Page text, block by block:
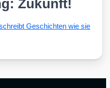
Zukunft!
Geschich­ten wie sie